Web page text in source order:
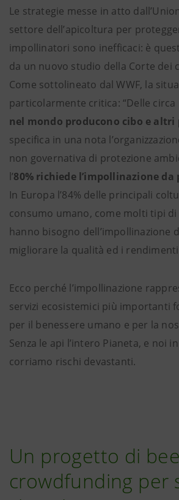
Le strategie messe in atto
settore dell’apicoltura per
impollinatori sono inefficaci: è
da un nuovo studio della Corte dei
Come sottolineato dal WWF, la
particolarmente critica: “Delle circa
nel mondo producono cibo e
specifica in una nota
non governativa di protezione
l’80% richiede l’impollinazione
In Europa l’84% delle principali
consumo umano, come molti tipi
hanno bisogno dell’impollinazione
migliorare la qualità ed i
Ecco perché l’impollinazione
servizi ecosistemici più importanti
per il benessere umano e per la
Senza le api l’intero Pianeta, e noi
corriamo rischi devastanti.
Un progetto di bee
crowdfunding per